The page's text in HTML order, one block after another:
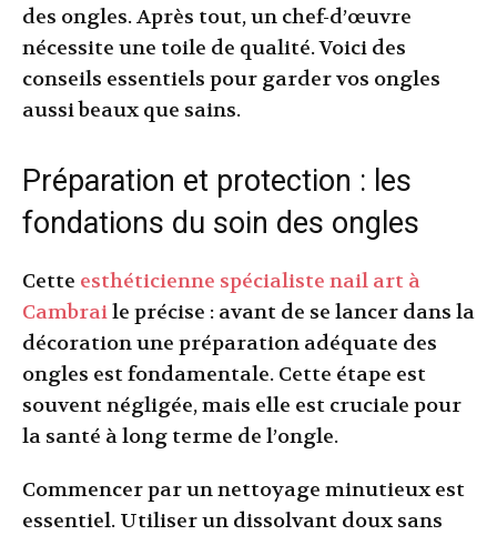
des ongles. Après tout, un chef-d’œuvre
nécessite une toile de qualité. Voici des
conseils essentiels pour garder vos ongles
aussi beaux que sains.
Préparation et protection : les
fondations du soin des ongles
Cette esthéticienne spécialiste nail art à
Cambraile précise : avant de se lancer dans la
décoration une préparation adéquate des
ongles est fondamentale. Cette étape est
souvent négligée, mais elle est cruciale pour
la santé à long terme de l’ongle.
Commencer par un nettoyage minutieux est
essentiel. Utiliser un dissolvant doux sans